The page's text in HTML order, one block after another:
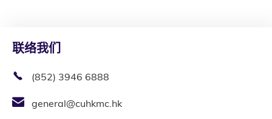
联络我们
(852) 3946 6888
general@cuhkmc.hk